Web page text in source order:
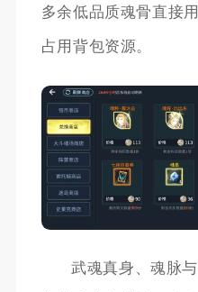
多余低品质魂骨直接
占用背包资源。
武魂真身、魂脉